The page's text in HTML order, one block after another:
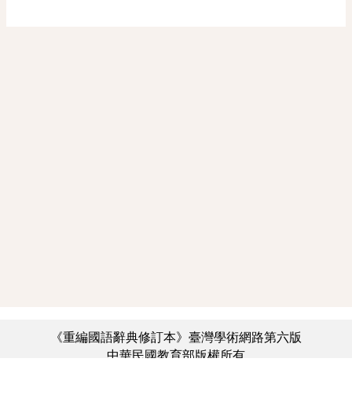
《重編國語辭典修訂本》臺灣學術網路第六版
中華民國教育部版權所有